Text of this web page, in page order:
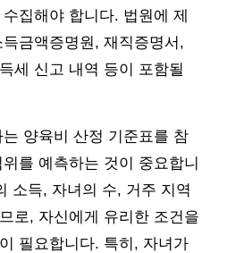
집해야 합니다. 법원에 제
금액증명원, 재직증명서,
세 신고 내역 등이 포함될
양육비 산정 기준표를 참
를 예측하는 것이 중요합니
소득, 자녀의 수, 거주 지역
로, 자신에게 유리한 조건을
필요합니다. 특히, 자녀가